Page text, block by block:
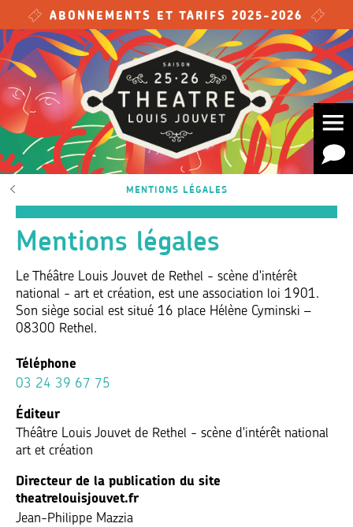
Skip to main content
ABONNEMENTS ET TARIFS 2025-2026
MENTIONS LÉGALES
Mentions légales
Le Théâtre Louis Jouvet de Rethel - scène d'intérêt
national - art et création, est une association loi 1901.
Son siège social est situé 16 place Hélène Cyminski –
08300 Rethel.
Téléphone
03 24 39 67 75
Éditeur
Théâtre Louis Jouvet de Rethel - scène d'intérêt national
art et création
Directeur de la publication du site
theatrelouisjouvet.fr
Jean-Philippe Mazzia